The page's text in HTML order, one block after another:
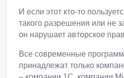
И если этот кто-то
такого разрешения или не
он нарушает авторское
Все современные
принадлежат только